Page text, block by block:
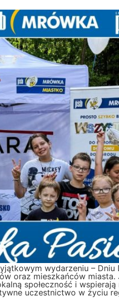
wydarzeniu – Dniu
oraz mieszkańców
społeczność i
uczestnictwo w życiu